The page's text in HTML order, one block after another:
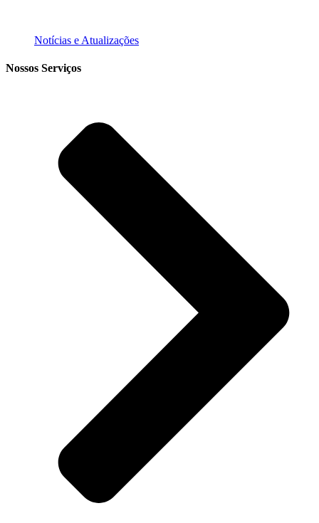
Notícias e Atualizações
Nossos Serviços